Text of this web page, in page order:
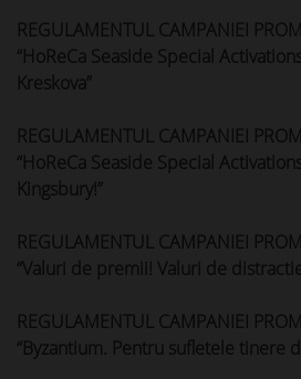
REGULAMENTUL CAMPANIEI
“HoReCa Seaside Special
Kreskova”
REGULAMENTUL CAMPANIEI
“HoReCa Seaside Special
Kingsbury!”
REGULAMENTUL CAMPANIEI
“Valuri de premii! Valuri de
REGULAMENTUL CAMPANIEI
“Byzantium. Pentru sufletele tinere